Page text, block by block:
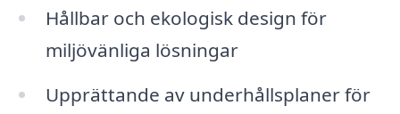
Hållbar och ekologisk design för
miljövänliga lösningar
Upprättande av underhållsplaner för